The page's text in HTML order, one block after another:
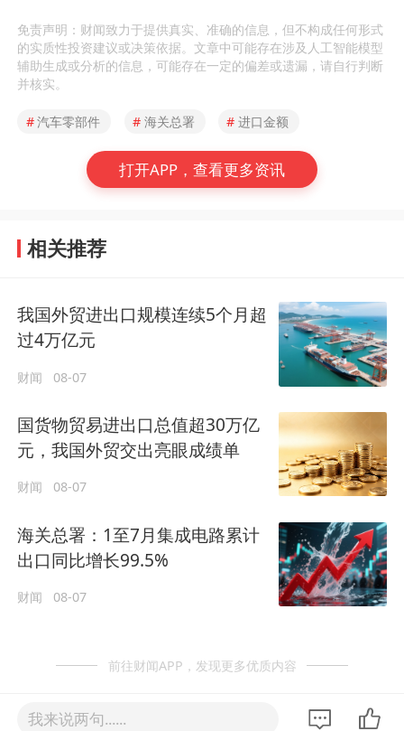
免责声明：财闻致力于提供真实、准确的信息，但不构成任何形式
的实质性投资建议或决策依据。文章中可能存在涉及人工智能模型
辅助生成或分析的信息，可能存在一定的偏差或遗漏，请自行判断
并核实。
#汽车零部件 # 海关总署 # 进口金额
打开APP，查看更多资讯
相关推荐
我国外贸进出口规模连续5个月超
过4万亿元
财闻 08-07
国货物贸易进出口总值超30万亿
元，我国外贸交出亮眼成绩单
财闻 08-07
海关总署：1至7月集成电路累计
出口同比增长99.5%
财闻 08-07
前往财闻APP，发现更多优质内容
我来说两句......